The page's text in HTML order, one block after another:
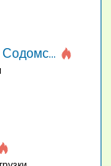
088 – Царь Мелхиседек и царь Содомский